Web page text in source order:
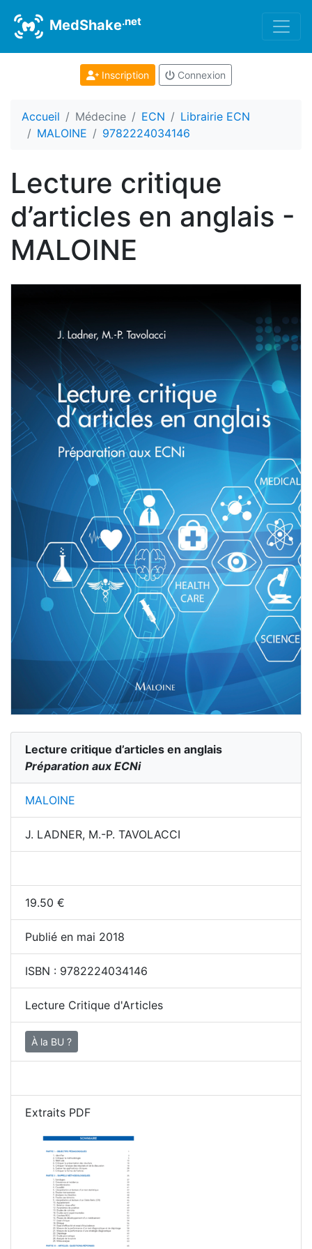
MedShake.net
Inscription Connexion
Accueil Médecine ECN
Librairie ECN
MALOINE
9782224034146
Lecture critique
d’articles en anglais -
MALOINE
Lecture critique d’articles en anglais
Préparation aux ECNi
MALOINE
J. LADNER, M.-P. TAVOLACCI
19.50 €
Publié en mai 2018
ISBN : 9782224034146
Lecture Critique d'Articles
À la BU ?
Extraits PDF